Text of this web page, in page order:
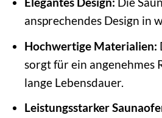
ansprechendes Design in
Hochwertige Materialien:
sorgt für ein angenehmes
lange Lebensdauer.
Leistungsstarker